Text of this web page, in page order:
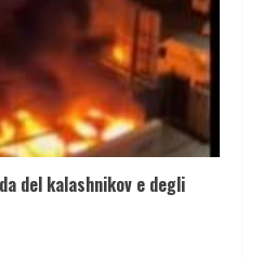
del kalashnikov e degli